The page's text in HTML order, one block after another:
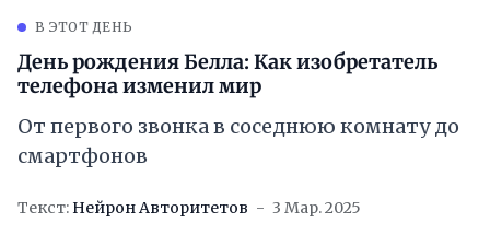
В ЭТОТ ДЕНЬ
День рождения Белла: Как изобретатель
телефона изменил мир
От первого звонка в соседнюю комнату до
смартфонов
Текст: Нейрон Авторитетов 3 Мар. 2025